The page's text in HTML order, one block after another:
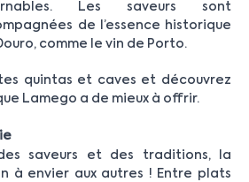
Les saveurs sont
de l’essence historique
comme le vin de Porto.
quintas et caves et découvrez
Lamego a de mieux à offrir.
saveurs et des traditions, la
à envier aux autres ! Entre plats